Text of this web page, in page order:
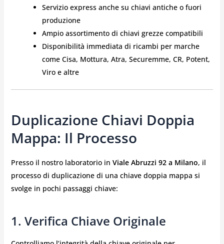
Servizio express anche su chiavi antiche o fuori
produzione
Ampio assortimento di chiavi grezze compatibili
Disponibilità immediata di ricambi per marche
come Cisa, Mottura, Atra, Securemme, CR, Potent,
Viro e altre
Duplicazione Chiavi Doppia
Mappa: Il Processo
Presso il nostro laboratorio in Viale Abruzzi 92 a Milano, il
processo di duplicazione di una chiave doppia mappa si
svolge in pochi passaggi chiave:
1. Verifica Chiave Originale